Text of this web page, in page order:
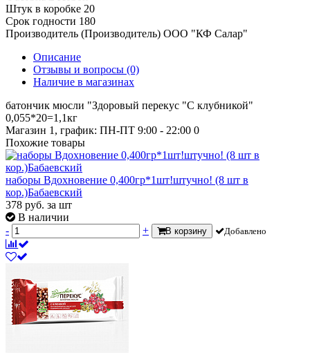
Штук в коробке 20
Срок годности 180
Производитель (Производитель) ООО "КФ Салар"
Описание
Отзывы и вопросы (0)
Наличие в магазинах
батончик мюсли "Здоровый перекус "С клубникой"
0,055*20=1,1кг
Магазин 1, график: ПН-ПТ 9:00 - 22:00 0
Похожие товары
наборы Вдохновение 0,400гр*1шт!штучно! (8 шт в
кор.)Бабаевский
378 руб. за шт
В наличии
-
+ В корзину Добавлено